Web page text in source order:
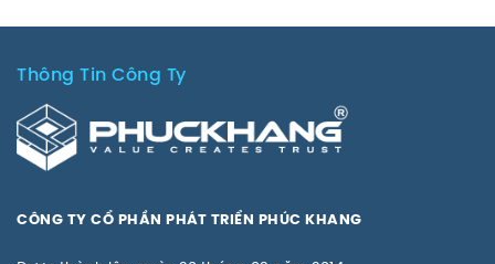
Thông Tin Công Ty
CÔNG TY CỔ PHẦN PHÁT TRIỂN PHÚC KHANG